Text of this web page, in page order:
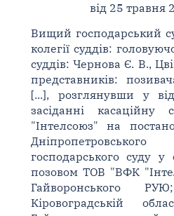
від 25 травня
Вищий господарський
колегії суддів:
суддів: Чернова Є. В.,
представників:
[...], розглянувши у
засіданні
"Інтелсоюз" на
господарського суду
позовом ТОВ "ВФК
Кіровоградській